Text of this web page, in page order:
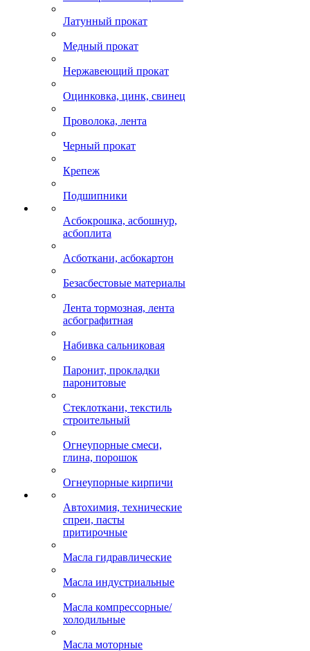
Латунный прокат
Медный прокат
Нержавеющий прокат
Оцинковка, цинк, свинец
Проволока, лента
Черный прокат
Крепеж
Подшипники
Асбокрошка, асбошнур,
асбоплита
Асботкани, асбокартон
Безасбестовые материалы
Лента тормозная, лента
асбографитная
Набивка сальниковая
Паронит, прокладки
паронитовые
Стеклоткани, текстиль
строительный
Огнеупорные смеси,
глина, порошок
Огнеупорные кирпичи
Автохимия, технические
спреи, пасты
притирочные
Масла гидравлические
Масла индустриальные
Масла компрессорные/
холодильные
Масла моторные